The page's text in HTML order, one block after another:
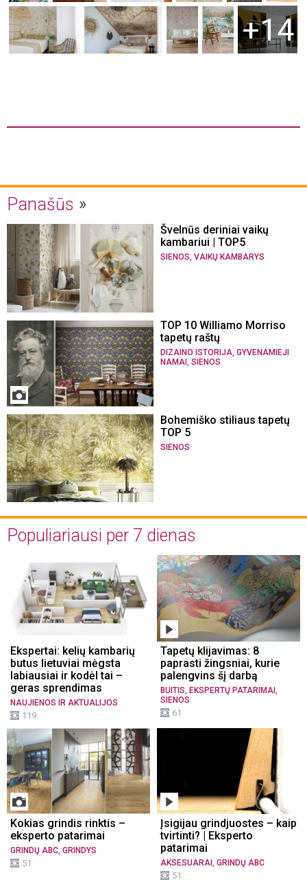
+14
Panašūs
Švelnūs deriniai vaikų
kambariui | TOP5
SIENOS, VAIKŲ KAMBARYS
TOP 10 Williamo Morriso
tapetų raštų
DIZAINO ISTORIJA GYVENAMIEJI
NAMAI SIENOS
Bohemiško stiliaus tapetų
TOP 5
SIENOS
Populiariausi per 7 dienas
Ekspertai: kelių kambarių
butus lietuviai mėgsta
labiausiai ir kodėl tai –
geras sprendimas
NAUJIENOS IR AKTUALIJOS
119
Tapetų klijavimas: 8
paprasti žingsniai, kurie
palengvins šį darbą
BUITIS EKSPERTŲ PATARIMAI
SIENOS
61
Kokias grindis rinktis –
eksperto patarimai
GRINDŲ ABC, GRINDYS
51
Įsigijau grindjuostes – kaip
tvirtinti? | Eksperto
patarimai
AKSESUARAI , GRINDŲ ABC
51